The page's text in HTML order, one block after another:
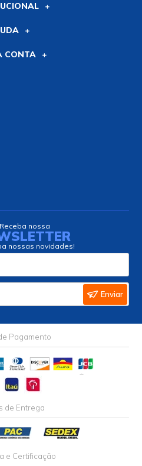
CONTA
Receba nossa
nossas novidades!
Enviar
Pagamento
de Entrega
e Certificação